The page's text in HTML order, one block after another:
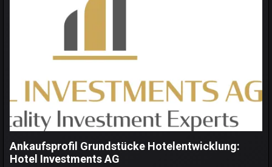
Ankaufsprofil Grundstücke Hotelentwicklung:
Hotel Investments AG